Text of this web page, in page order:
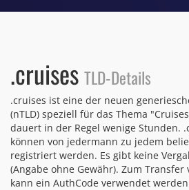
.cruises TLD-Details
.cruises ist eine der neuen
(nTLD) speziell für das Thema
dauert in der Regel wenige Stunden.
können von jedermann zu jedem
registriert werden. Es gibt keine
(Angabe ohne Gewähr). Zum Transfer
kann ein AuthCode verwendet